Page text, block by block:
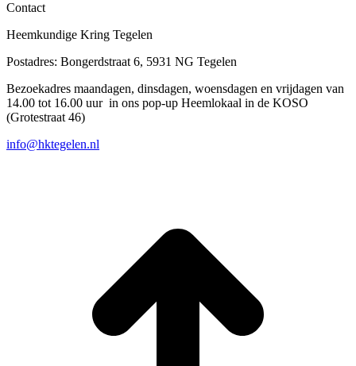
Contact
Heemkundige Kring Tegelen
Postadres: Bongerdstraat 6, 5931 NG Tegelen
Bezoekadres maandagen, dinsdagen, woensdagen en vrijdagen van
14.00 tot 16.00 uur in ons pop-up Heemlokaal in de KOSO
(Grotestraat 46)
info@hktegelen.nl